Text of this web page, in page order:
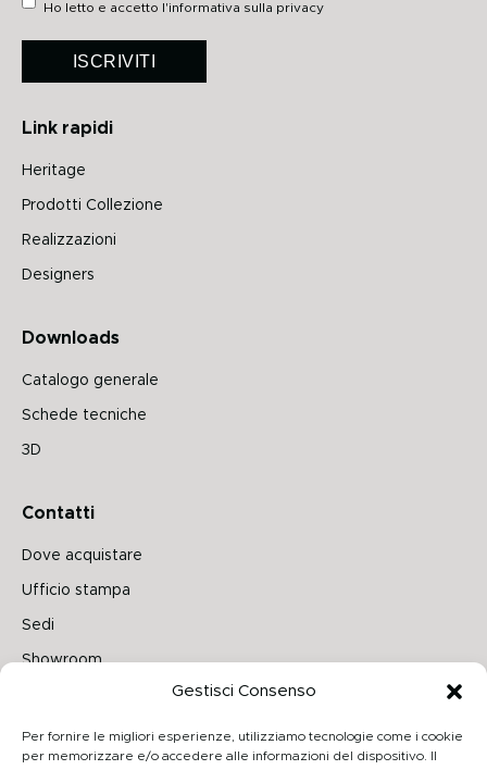
Gestisci Consenso
Per fornire le migliori esperienze, utilizziamo tecnologie come i cookie
per memorizzare e/o accedere alle informazioni del dispositivo. Il
Ho letto e accetto l'informativa sulla privacy
ISCRIVITI
Link rapidi
Heritage
Prodotti Collezione
Realizzazioni
Designers
Downloads
Catalogo generale
Schede tecniche
3D
Contatti
Dove acquistare
Ufficio stampa
Sedi
Showroom